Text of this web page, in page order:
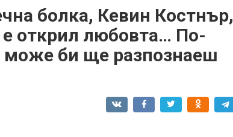
болка, Кевин Костнър,
открил любовта… По-
може би ще разпознаеш